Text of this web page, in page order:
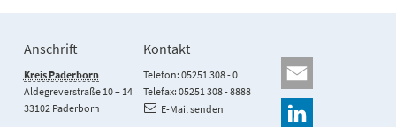
Anschrift
Kreis Paderborn
Aldegreverstraße 10 – 14
33102 Paderborn
Kontakt
Telefon: 05251 308 - 0
Telefax: 05251 308 - 8888
E-Mail senden